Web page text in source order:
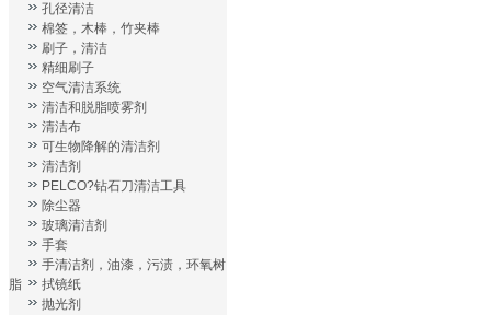
孔径清洁
棉签，木棒，竹夹棒
刷子，清洁
精细刷子
空气清洁系统
清洁和脱脂喷雾剂
清洁布
可生物降解的清洁剂
清洁剂
PELCO?钻石刀清洁工具
除尘器
玻璃清洁剂
手套
手清洁剂，油漆，污渍，环氧树
脂
拭镜纸
抛光剂